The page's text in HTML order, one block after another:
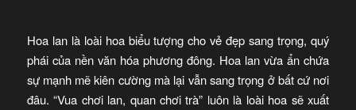
Hoa lan là loài hoa biểu tượng cho vẻ đẹp sang trọng, quý
phái của nền văn hóa phương đông. Hoa lan vừa ẩn chứa
sự mạnh mẽ kiên cường mà lại vẫn sang trọng ở bất cứ nơi
đâu. “Vua chơi lan, quan chơi trà” luôn là loài hoa sẽ xuất